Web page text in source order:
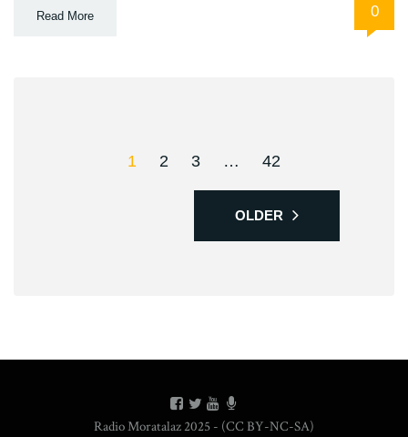
Read More 0
1 2 3 … 42
OLDER
Radio Moratalaz 2025 - (CC BY-NC-SA)